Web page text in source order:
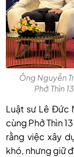
Ông Nguyễn
Phở Thìn
Luật sư Lê Đức
cùng Phở Thìn
rằng việc xây
khó, nhưng giữ